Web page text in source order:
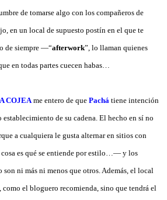
de tomarse algo con los compañeros de
en un local de supuesto postín en el que te
de siempre —“afterwork”, lo llaman quienes
en todas partes cuecen habas…
COJEAme entero de que Pachá tiene intención
de su cadena. El hecho en sí no
a cualquiera le gusta alternar en sitios con
es qué se entiende por estilo…— y los
ni más ni menos que otros. Además, el local
, como el bloguero recomienda, sino que tendrá el